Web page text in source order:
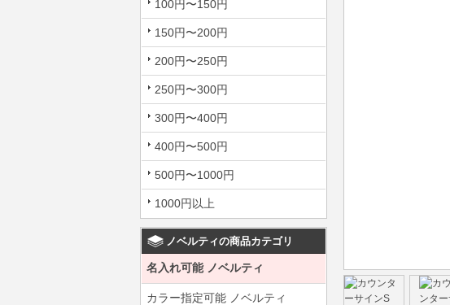
100円〜150円
150円〜200円
200円〜250円
250円〜300円
300円〜400円
400円〜500円
500円〜1000円
1000円以上
ノベルティの商品カテゴリ
名入れ可能 ノベルティ
カラー指定可能 ノベルティ